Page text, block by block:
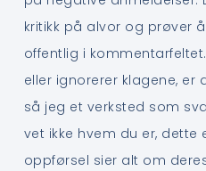
kritikk på alvor og prøver
offentlig i
eller ignorerer klagene, er
så jeg et verksted som
vet ikke hvem du er, dette
oppførsel sier alt om